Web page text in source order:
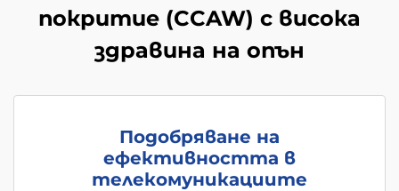
покритие (CCAW) с висока
здравина на опън
Подобряване на
ефективността в
телекомуникациите